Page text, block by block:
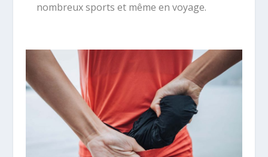
nombreux sports et même en voyage.